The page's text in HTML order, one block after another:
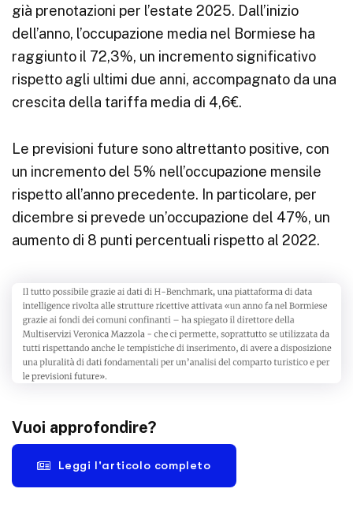
già prenotazioni per l’estate 2025. Dall’inizio
dell’anno, l’occupazione media nel Bormiese ha
raggiunto il 72,3%, un incremento significativo
rispetto agli ultimi due anni, accompagnato da una
crescita della tariffa media di 4,6€.
Le previsioni future sono altrettanto positive, con
un incremento del 5% nell’occupazione mensile
rispetto all’anno precedente. In particolare, per
dicembre si prevede un’occupazione del 47%, un
aumento di 8 punti percentuali rispetto al 2022.
Vuoi approfondire?
Leggi l'articolo completo